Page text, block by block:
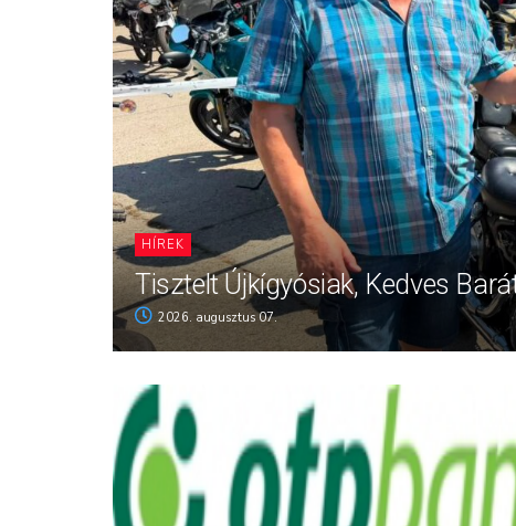
HÍREK
Tisztelt Újkígyósiak, Kedves
2026. augusztus 07.